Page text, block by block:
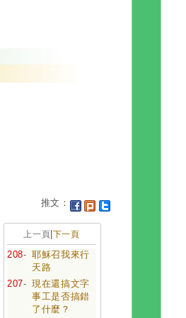
推文：
上一頁 下一頁
208- 耶穌召我來行
天路
207- 現在還搞文字
事工是否搞錯
了什麼？